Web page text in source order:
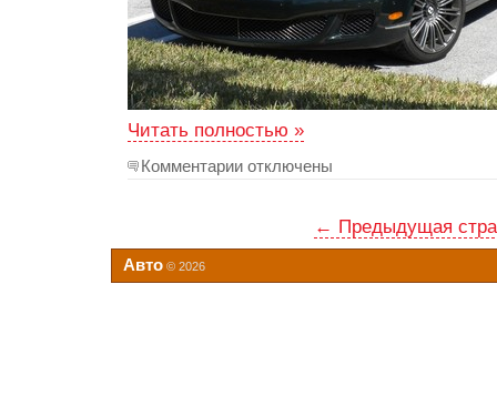
Читать полностью »
Комментарии отключены
← Предыдущая
Авто © 2026